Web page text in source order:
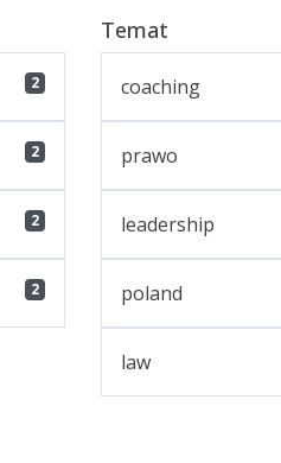
2
2
2
2
Temat
coaching
prawo
leadership
poland
law